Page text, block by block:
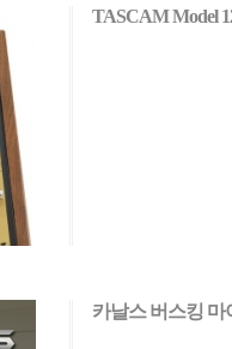
TASCAM Model
카날스 버스킹 마